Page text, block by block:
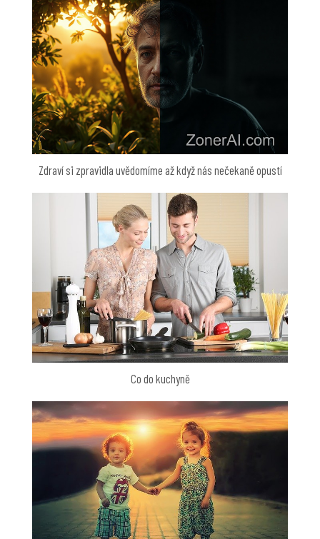
Zdraví si zpravidla uvědomíme až když nás nečekaně opustí
Co do kuchyně